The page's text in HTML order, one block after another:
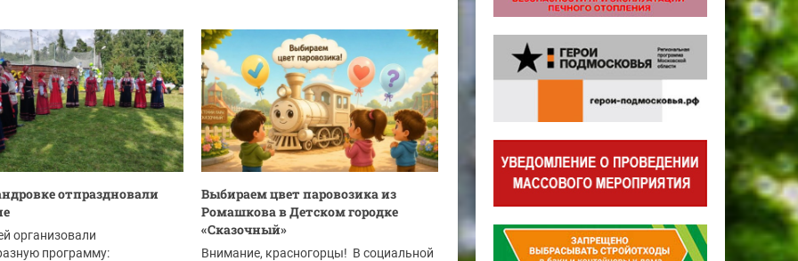
отпраздновали
организовали
программу:
Выбираем цвет паровозика из
Ромашкова в Детском городке
«Сказочный»
Внимание, красногорцы! В социальной